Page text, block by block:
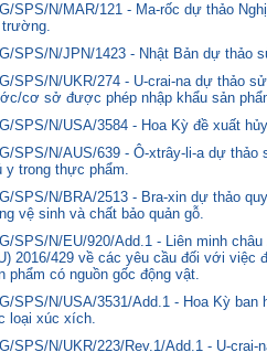
G/SPS/N/MAR/121 - Ma-rốc dự thảo
G/SPS/N/JPN/1423 - Nhật Bản dự thảo
G/SPS/N/UKR/274 - U-crai-na dự thảo
cơ sở được phép nhập khẩu sản
G/SPS/N/USA/3584 - Hoa Kỳ đề xuất
G/SPS/N/AUS/639 - Ô-xtrây-li-a dự
y trong thực phẩm.
G/SPS/N/BRA/2513 - Bra-xin dự thảo
vệ sinh và chất bảo quản gỗ.
G/SPS/N/EU/920/Add.1 - Liên minh
2016/429 về các yêu cầu đối với việc
phẩm có nguồn gốc động vật.
G/SPS/N/USA/3531/Add.1 - Hoa Kỳ
loại xúc xích.
G/SPS/N/UKR/223/Rev.1/Add.1 - U-